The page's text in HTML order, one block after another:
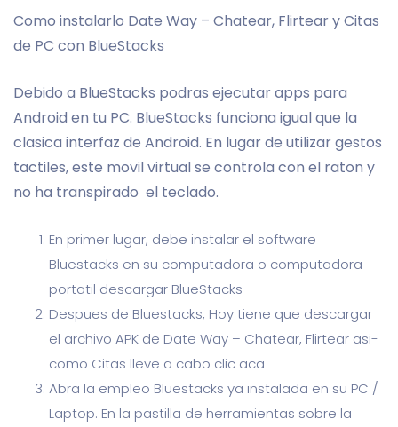
Como instalarlo Date Way – Chatear, Flirtear y Citas
de PC con BlueStacks
Debido a BlueStacks podras ejecutar apps para
Android en tu PC. BlueStacks funciona igual que la
clasica interfaz de Android. En lugar de utilizar gestos
tactiles, este movil virtual se controla con el raton y
no ha transpirado el teclado.
En primer lugar, debe instalar el software
Bluestacks en su computadora o computadora
portatil descargar BlueStacks
Despues de Bluestacks, Hoy tiene que descargar
el archivo APK de Date Way – Chatear, Flirtear asi­
como Citas lleve a cabo clic aca
Abra la empleo Bluestacks ya instalada en su PC /
Laptop. En la pastilla de herramientas sobre la